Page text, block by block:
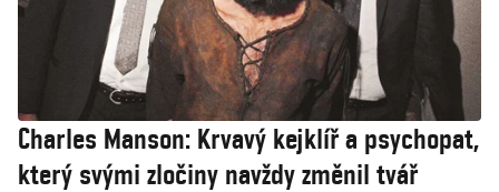
Charles Manson: Krvavý kejklíř a psychopat,
který svými zločiny navždy změnil tvář